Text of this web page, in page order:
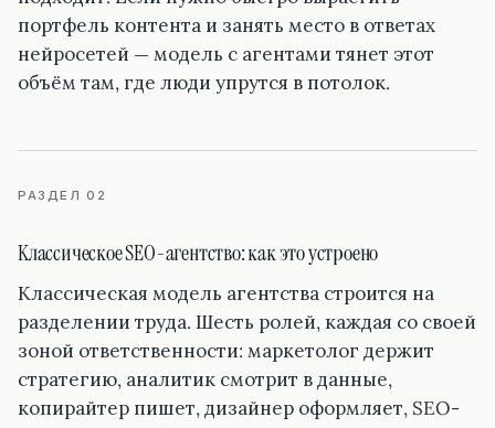
портфель контента и занять место в ответах
нейросетей — модель с агентами тянет этот
объём там, где люди упрутся в потолок.
РАЗДЕЛ 02
Классическое SEO-агентство: как это устроено
Классическая модель агентства строится на
разделении труда. Шесть ролей, каждая со своей
зоной ответственности: маркетолог держит
стратегию, аналитик смотрит в данные,
копирайтер пишет, дизайнер оформляет, SEO-